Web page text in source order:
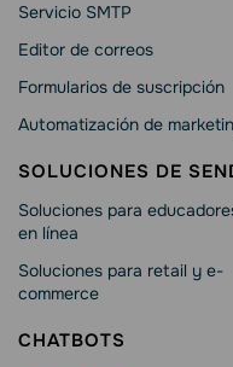
Servicio SMTP
Editor de correos
Formularios de suscripción
Automatización de
SOLUCIONES DE
Soluciones para
en línea
Soluciones para retail y e-
commerce
CHATBOTS